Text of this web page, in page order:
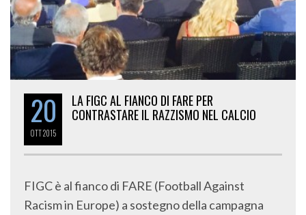
20
OTT2015
LA FIGC AL FIANCO DI FARE PER
CONTRASTARE IL RAZZISMO NEL CALCIO
FIGC è al fianco di FARE (Football Against
Racism in Europe) a sostegno della campagna